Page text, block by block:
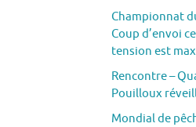
Championnat
Coup d’envoi
tension est
Rencontre –
Pouilloux
Mondial de